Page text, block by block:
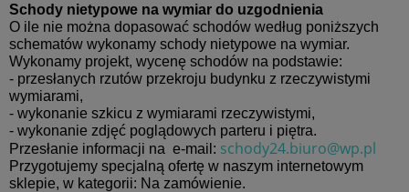
Schody nietypowe na wymiar do uzgodnienia
O ile nie można dopasować schodów według poniższych
schematów wykonamy schody nietypowe na wymiar.
Wykonamy projekt, wycenę schodów na podstawie:
- przesłanych rzutów przekroju budynku z rzeczywistymi
wymiarami,
- wykonanie szkicu z wymiarami rzeczywistymi,
- wykonanie zdjęć poglądowych parteru i piętra.
Przesłanie informacji na e-mail: schody24.biuro@wp.pl
Przygotujemy specjalną ofertę w naszym internetowym
sklepie, w kategorii: Na zamówienie.